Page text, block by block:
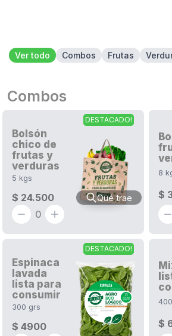
Ver todo Combos Frutas
Combos
DESTACADO!
Bolsón
chico de
frutas y
verduras
5 kgs
$ 24.500
0
Qué trae
8
$
DESTACADO!
Espinaca
lavada
lista para
consumir
300 grs
$ 4900
400
$